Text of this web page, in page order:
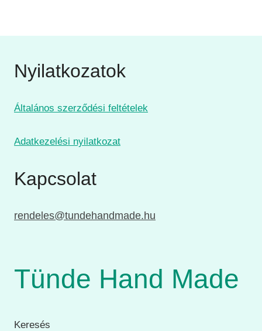
Nyilatkozatok
Általános szerződési feltételek
Adatkezelési nyilatkozat
Kapcsolat
rendeles@tundehandmade.hu
Tünde Hand Made
Keresés